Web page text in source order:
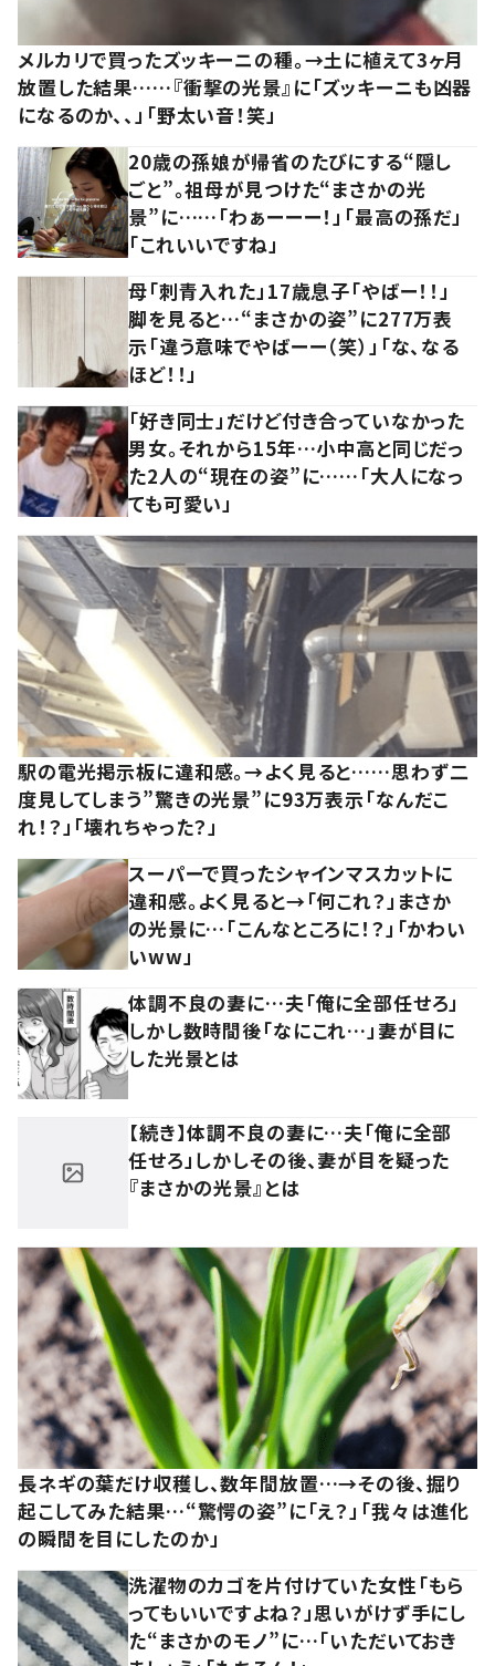
メルカリで買ったズッキーニの種。→土に植えて3ヶ月
放置した結果……『衝撃の光景』に「ズッキーニも凶器
になるのか、、」「野太い音！笑」
20歳の孫娘が帰省のたびにする“隠し
ごと”。祖母が見つけた“まさかの光
景”に……「わぁーーー！」「最高の孫だ」
「これいいですね」
母「刺青入れた」17歳息子「やばー！！」
脚を見ると…“まさかの姿”に277万表
示「違う意味でやばーー（笑）」「な、なる
ほど！！」
「好き同士」だけど付き合っていなかった
男女。それから15年…小中高と同じだっ
た2人の“現在の姿”に……「大人になっ
ても可愛い」
駅の電光掲示板に違和感。→よく見ると……思わず二
度見してしまう”驚きの光景”に93万表示「なんだこ
れ！？」「壊れちゃった？」
スーパーで買ったシャインマスカットに
違和感。よく見ると→「何これ？」まさか
の光景に…「こんなところに！？」「かわい
いww」
体調不良の妻に…夫「俺に全部任せろ」
しかし数時間後「なにこれ…」妻が目に
した光景とは
【続き】体調不良の妻に…夫「俺に全部
任せろ」しかしその後、妻が目を疑った
『まさかの光景』とは
長ネギの葉だけ収穫し、数年間放置…→その後、掘り
起こしてみた結果…“驚愕の姿”に「え？」「我々は進化
の瞬間を目にしたのか」
洗濯物のカゴを片付けていた女性「もら
ってもいいですよね？」思いがけず手にし
た“まさかのモノ”に…「いただいておき